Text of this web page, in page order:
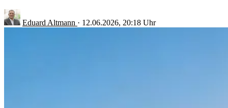
Eduard Altmann · 12.06.2026, 20:18 Uhr